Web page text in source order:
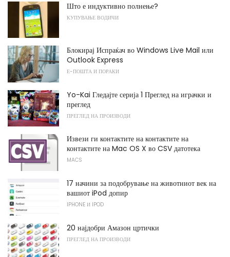
Што е индуктивно полнење?
КУПУВАЊЕ ВОДИЧИ
Блокирај Испраќач во Windows Live Mail или
Outlook Express
Е-ПОШТА И ПОРАКИ
Yo-Kai Гледајте серија 1 Преглед на играчки и
преглед
ПРЕГЛЕД НА ПРОИЗВОДИ
Извези ги контактите на контактите на
контактите на Mac OS X во CSV датотека
MACS
17 начини за подобрување на животниот век на
вашиот iPod допир
IPHONE И IPOD
20 најдобри Амазон цртички
ПРЕГЛЕД НА ПРОИЗВОДИ